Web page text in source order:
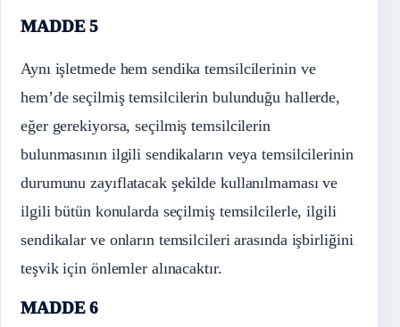
MADDE 5
Aynı işletmede hem sendika temsilcilerinin ve
hem’de seçilmiş temsilcilerin bulunduğu hallerde,
eğer gerekiyorsa, seçilmiş temsilcilerin
bulunmasının ilgili sendikaların veya temsilcilerinin
durumunu zayıflatacak şekilde kullanılmaması ve
ilgili bütün konularda seçilmiş temsilcilerle, ilgili
sendikalar ve onların temsilcileri arasında işbirliğini
teşvik için önlemler alınacaktır.
MADDE 6